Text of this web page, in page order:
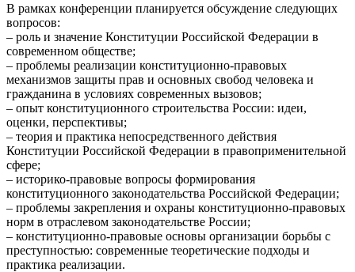
В рамках конференции планируется обсуждение следующих
вопросов:
– роль и значение Конституции Российской Федерации в
современном обществе;
– проблемы реализации конституционно-правовых
механизмов защиты прав и основных свобод человека и
гражданина в условиях современных вызовов;
– опыт конституционного строительства России: идеи,
оценки, перспективы;
– теория и практика непосредственного действия
Конституции Российской Федерации в правоприменительной
сфере;
– историко-правовые вопросы формирования
конституционного законодательства Российской Федерации;
– проблемы закрепления и охраны конституционно-правовых
норм в отраслевом законодательстве России;
– конституционно-правовые основы организации борьбы с
преступностью: современные теоретические подходы и
практика реализации.